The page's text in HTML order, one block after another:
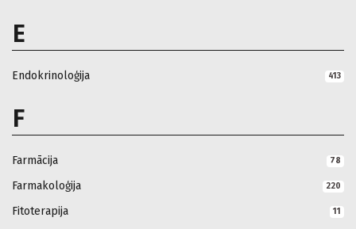
E
Endokrinoloģija 413
F
Farmācija 78
Farmakoloģija 220
Fitoterapija 11